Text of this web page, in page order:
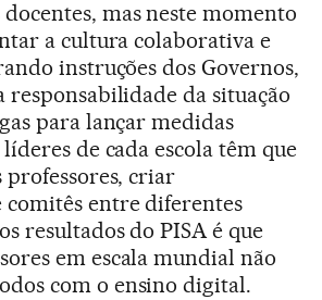
mas neste momento
a cultura colaborativa e
instruções dos Governos,
responsabilidade da situação
para lançar medidas
de cada escola têm que
professores, criar
comitês entre diferentes
resultados do PISA é que
em escala mundial não
com o ensino digital.